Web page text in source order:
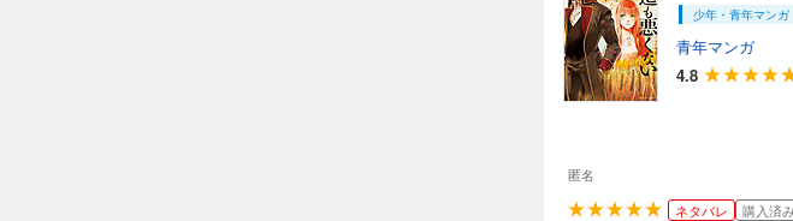
少年・青年マンガ
青年マンガ
4.8
匿名
ネタバレ
購入済